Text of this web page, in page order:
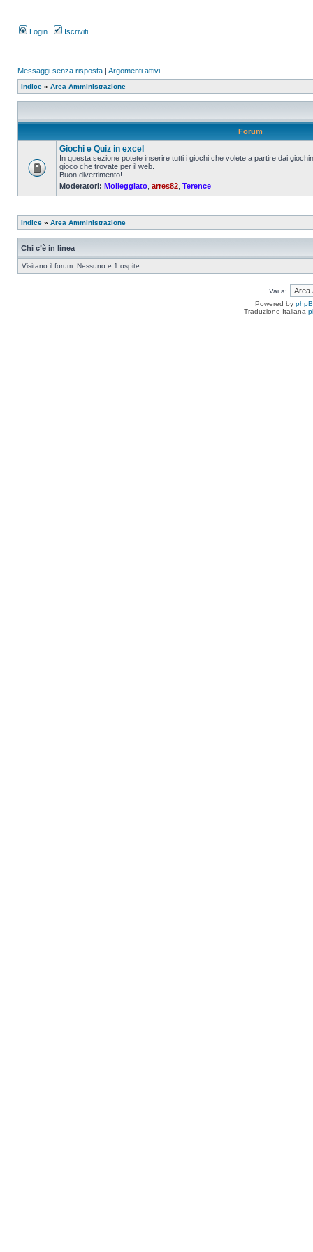
Login Iscriviti
Messaggi senza risposta | Argomenti attivi
Indice » Area Amministrazione
Forum
Giochi e Quiz in excel
In questa sezione potete inserire tutti i giochi che volete a partire dai
gioco che trovate per il web.
Buon divertimento!
Moderatori: Molleggiato arres82 Terence
Indice » Area Amministrazione
Chi c’è in linea
Visitano il forum: Nessuno e 1 ospite
Vai a:
Powered by
Traduzione Italiana